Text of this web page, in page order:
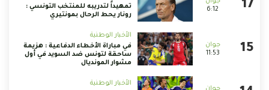
6:12
تمهيداً لتدريبه للمنتخب التونسي :
رونار يحط الرحال بمونتيري
11:53
الأخبار الوطنية
في مباراة الأخطاء الدفاعية : هزيمة
ساحقة لتونس ضد السويد في أول
مشوار المونديال
الأخبار الوطنية